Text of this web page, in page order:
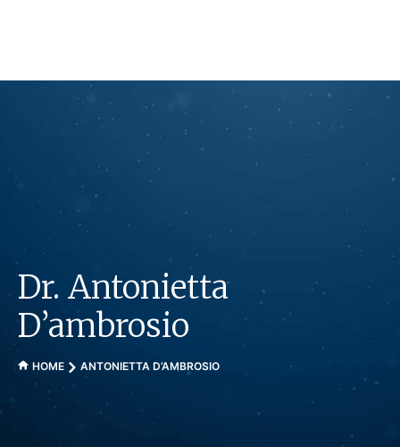
Dr. Antonietta
D’ambrosio
HOME ANTONIETTA D’AMBROSIO